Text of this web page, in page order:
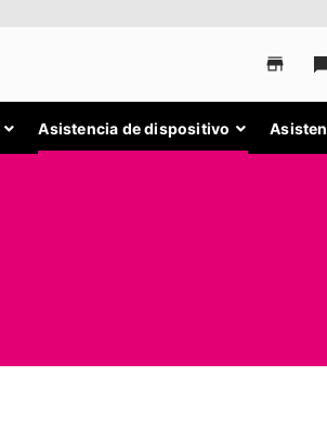
Asistencia de dispositivo